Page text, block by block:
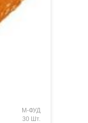
М-ФУД
30 Шт.